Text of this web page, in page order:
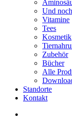
Und
Vitamine
Tees
Kosmetik
Zubehör
Bücher
Alle
Standorte
Kontakt